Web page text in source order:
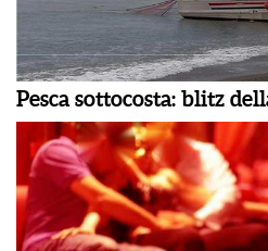
Pesca sottocosta: blitz